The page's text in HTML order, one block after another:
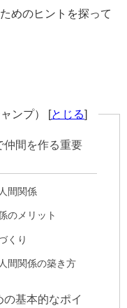
めのヒントを探って
ンプ） [とじる]
仲間を作る重要
間関係
のメリット
くり
間関係の築き方
基本的なポイ